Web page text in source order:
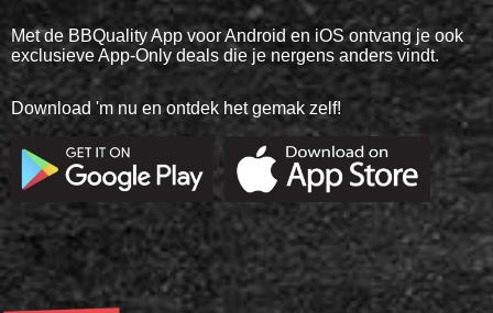
Met de BBQuality App voor Android en iOS ontvang je ook
exclusieve App-Only deals die je nergens anders vindt.
Download 'm nu en ontdek het gemak zelf!